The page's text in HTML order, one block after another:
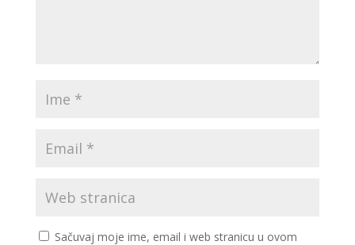
Sačuvaj moje ime, email i web stranicu u ovom